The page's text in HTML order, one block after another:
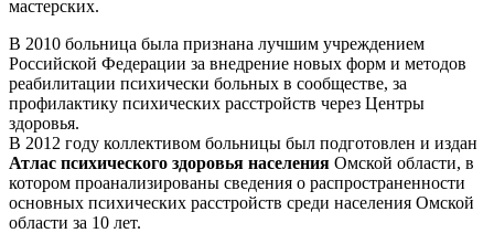
мастерских.
В 2010 больница была признана лучшим учреждением
Российской Федерации за внедрение новых форм и методов
реабилитации психически больных в сообществе, за
профилактику психических расстройств через Центры
здоровья.
В 2012 году коллективом больницы был подготовлен и издан
Атлас психического здоровья населения Омской области, в
котором проанализированы сведения о распространенности
основных психических расстройств среди населения Омской
области за 10 лет.